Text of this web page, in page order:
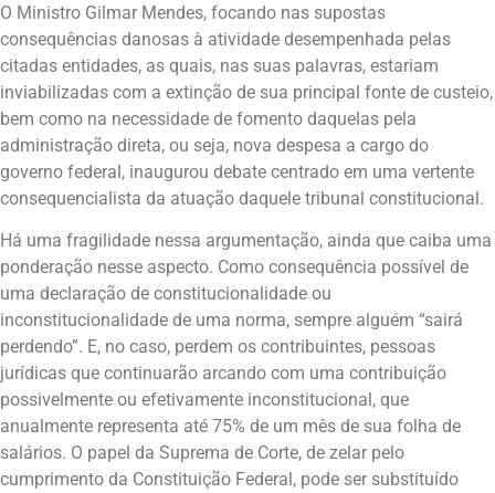
O Ministro Gilmar Mendes, focando nas supostas
consequências danosas à atividade desempenhada pelas
citadas entidades, as quais, nas suas palavras, estariam
inviabilizadas com a extinção de sua principal fonte de custeio,
bem como na necessidade de fomento daquelas pela
administração direta, ou seja, nova despesa a cargo do
governo federal, inaugurou debate centrado em uma vertente
consequencialista da atuação daquele tribunal constitucional.
Há uma fragilidade nessa argumentação, ainda que caiba uma
ponderação nesse aspecto. Como consequência possível de
uma declaração de constitucionalidade ou
inconstitucionalidade de uma norma, sempre alguém “sairá
perdendo”. E, no caso, perdem os contribuintes, pessoas
jurídicas que continuarão arcando com uma contribuição
possivelmente ou efetivamente inconstitucional, que
anualmente representa até 75% de um mês de sua folha de
salários. O papel da Suprema de Corte, de zelar pelo
cumprimento da Constituição Federal, pode ser substituído